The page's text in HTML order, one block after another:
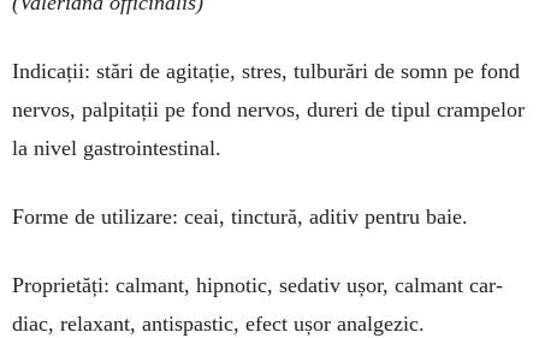
Indicații: stări de agitație, stres, tulburări de somn pe fond
nervos, palpitații pe fond nervos, dureri de tipul crampelor
la nivel gastro­intes­tinal.
Forme de utilizare: ceai, tinctură, aditiv pen­­tru baie.
Pro­prie­tăți: calmant, hipnotic, se­da­tiv ușor, cal­mant car­
diac, rela­xant, anti­spastic, efect ușor analgezic.